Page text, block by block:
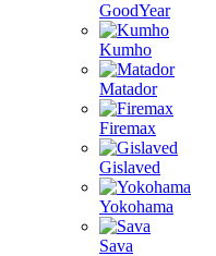
GoodYear
Kumho
Matador
Firemax
Gislaved
Yokohama
Sava